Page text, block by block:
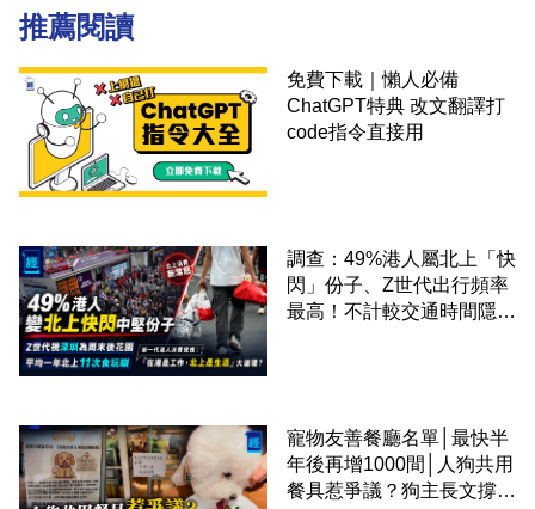
推薦閱讀
免費下載｜懶人必備
ChatGPT特典 改文翻譯打
code指令直接用
調查：49%港人屬北上「快
閃」份子、Z世代出行頻率
最高！不計較交通時間隱形
寵物友善餐廳名單│最快半
年後再增1000間│人狗共用
餐具惹爭議？狗主長文撐